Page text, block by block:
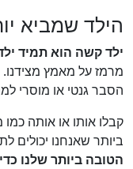
הילד שמביא
ילד קשה הוא תמיד
מרמז על מאמץ
הסבר גנטי או מוסרי
קבלו אותו או אותה
ביותר שאנחנו יכולים
הטובה ביותר שלנו